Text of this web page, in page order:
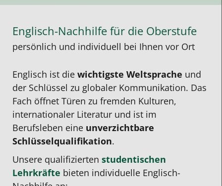
Englisch-Nachhilfe für die Oberstufe
persönlich und individuell bei Ihnen vor Ort
Englisch ist die wichtigste Weltsprache und
der Schlüssel zu globaler Kommunikation. Das
Fach öffnet Türen zu fremden Kulturen,
internationaler Literatur und ist im
Berufsleben eine unverzichtbare
Schlüsselqualifikation.
Unsere qualifizierten studentischen
Lehrkräfte bieten individuelle Englisch-